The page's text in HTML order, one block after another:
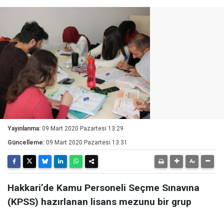
Yayınlanma: 09 Mart 2020 Pazartesi 13:29
Güncelleme: 09 Mart 2020 Pazartesi 13:31
Hakkari’de Kamu Personeli Seçme Sınavına
(KPSS) hazırlanan lisans mezunu bir grup